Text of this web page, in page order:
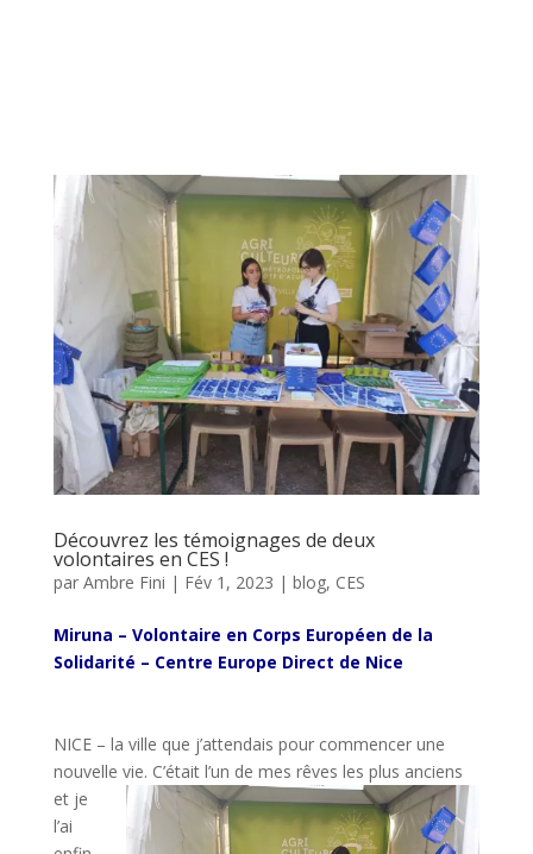
Découvrez les témoignages de deux
volontaires en CES !
par Ambre Fini | Fév 1, 2023 | blog, CES
Miruna – Volontaire en Corps Européen de la
Solidarité – Centre Europe Direct de Nice
NICE – la ville que j’attendais pour commencer une
nouvelle vie. C’était l’un de mes rêves les plus anciens
et je
l’ai